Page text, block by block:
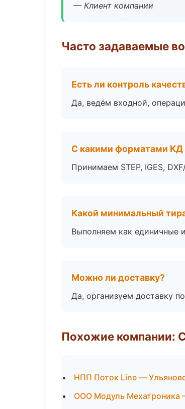
— Клиент компании
Часто задаваемые
Есть ли контроль
Да, ведём входной,
С какими форматами КД
Принимаем STEP, IGES,
Какой минимальный
Выполняем как единичные
Можно ли доставку?
Да, организуем доставку
Похожие компании:
НПП Поток Line —
ООО Модуль Мехатроника